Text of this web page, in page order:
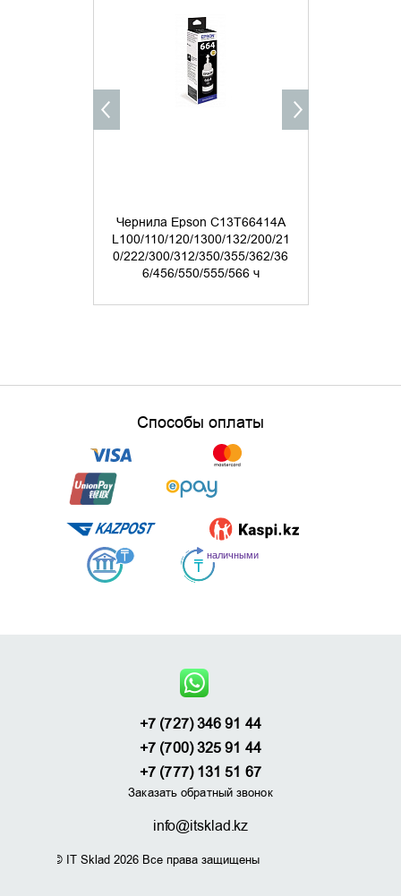
Чернила Epson C13T66414A
L100/110/120/1300/132/200/21
0/222/300/312/350/355/362/36
6/456/550/555/566 ч
УТОЧНИТЬ НАЛИЧИЕ
Способы оплаты
+7 (727) 346 91 44
+7 (700) 325 91 44
+7 (777) 131 51 67
Заказать обратный звонок
info@itsklad.kz
© IT Sklad 2026 Все права защищены